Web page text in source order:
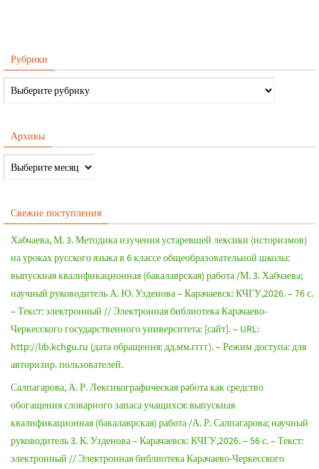
Рубрики
Архивы
Свежие поступления
Хабчаева, М. 3. Методика изучения устаревшей лексики (историзмов)
на уроках русского языка в 6 классе общеобразовательной школы:
выпускная квалификационная (бакалаврская) работа /М. 3. Хабчаева;
научный руководитель А. Ю. Узденова – Карачаевск: КЧГУ,2026. – 76 с.
– Текст: электронный // Электронная библиотека Карачаево-
Черкесского государственного университета: [сайт]. – URL:
http://lib.kchgu.ru (дата обращения: дд.мм.гггг). – Режим доступа: для
авторизир. пользователей.
Салпагарова, А. Р. Лексикографическая работа как средство
обогащения словарного запаса учащихся: выпускная
квалификационная (бакалаврская) работа /А. Р. Салпагарова; научный
руководитель 3. К. Узденова – Карачаевск: КЧГУ,2026. – 56 с. – Текст:
электронный // Электронная библиотека Карачаево-Черкесского